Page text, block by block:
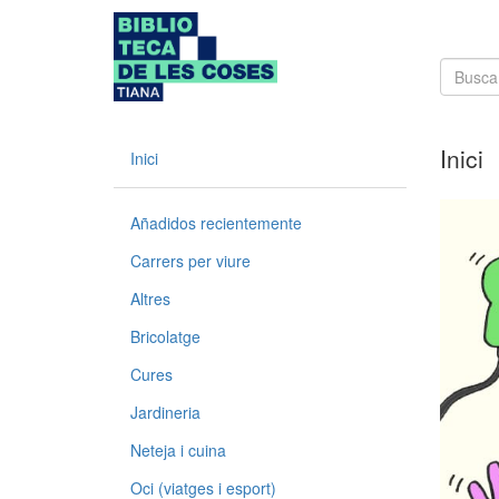
Inici
Añadidos recientemente
Carrers per viure
Altres
Bricolatge
Cures
Jardineria
Neteja i cuina
Oci (viatges i esport)
Inici